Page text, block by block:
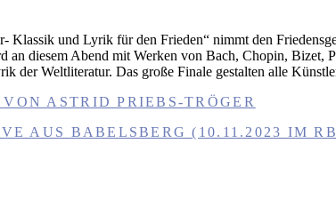
Klassik und Lyrik für den Frieden“ nimmt den
diesem Abend mit Werken von Bach, Chopin, Bizet,
der Weltliteratur. Das große Finale gestalten alle
ASTRID PRIEBS-TRÖGER
AUS BABELSBERG (10.11.2023 IM